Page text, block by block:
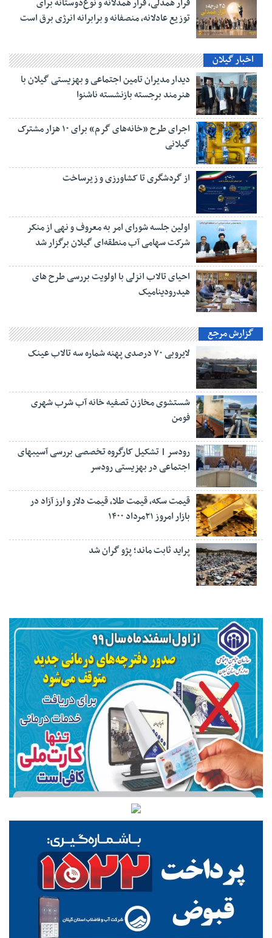
توزیع عادلانه، منصفانه و برابرانه انرژی برق است
اخبار گیلان
دیدار مدیران تامین اجتماعی و بهزیستی گیلان با
هنرمند برجسته بازنشسته ناشنوا
اجرای طرح «خانه‌های گرم» برای ۱۰ هزار مشترک
گیلانی
از گردشگری تا کشاورزی و زیرساخت
اولین جلسه شورای امر به معروف و نهی از منکر
شرکت سهامی آب منطقه‌ای گیلان برگزار شد
احیای تالاب انزلی با اولویت بررسی طرح های
هیدرودینامیک
گزارش مرجع
لایروبی ۷۰ درصدی پهنه شماره سه تالاب عینک
شستشوی مخازن تصفیه خانه آب شرب شهری
فومن
رودسر | تشکیل کارگروه تخصصی بررسی آسیبهای
اجتماعی در بهزیستی رودسر
قیمت سکه، قیمت طلا، قیمت دلار و ارز آزاد در
بازار امروز ۲۱مرداد ۱۴۰۰
پراید ثابت ماند؛ پژو گران شد